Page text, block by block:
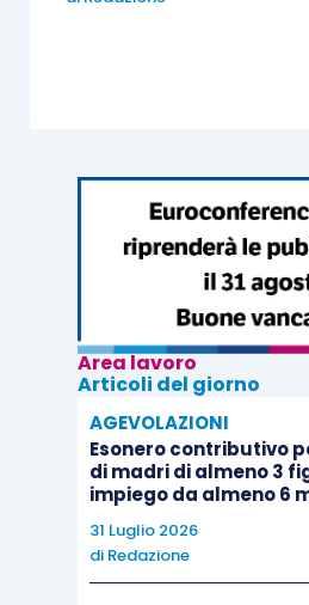
Area lavoro
Articoli del giorno
AGEVOLAZIONI
Esonero contributivo
di madri di almeno 3
impiego da almeno 6
31 Luglio 2026
di Redazione